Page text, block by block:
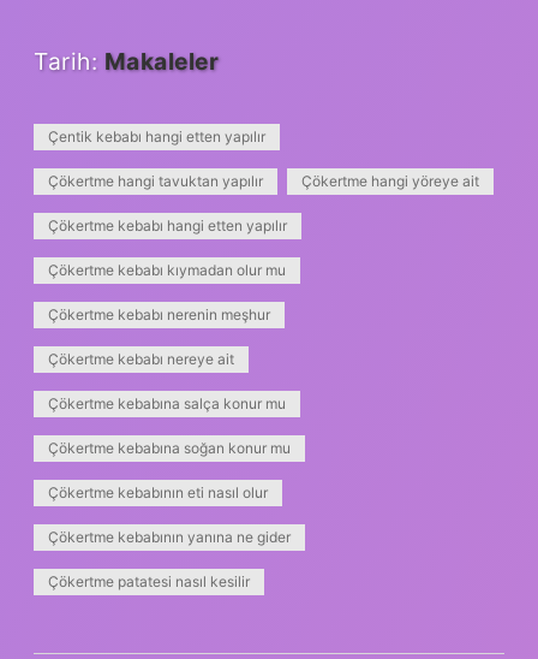
Tarih: Makaleler
Çentik kebabı hangi etten yapılır
Çökertme hangi tavuktan yapılır Çökertme hangi yöreye ait
Çökertme kebabı hangi etten yapılır
Çökertme kebabı kıymadan olur mu
Çökertme kebabı nerenin meşhur
Çökertme kebabı nereye ait
Çökertme kebabına salça konur mu
Çökertme kebabına soğan konur mu
Çökertme kebabının eti nasıl olur
Çökertme kebabının yanına ne gider
Çökertme patatesi nasıl kesilir